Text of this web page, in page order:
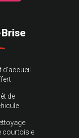
d'accueil
de
courtoisie